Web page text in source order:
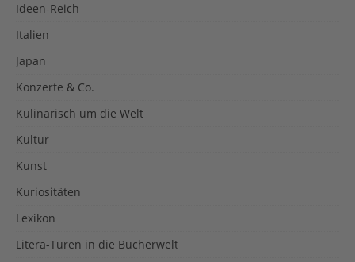
Ideen-Reich
Italien
Japan
Konzerte & Co.
Kulinarisch um die Welt
Kultur
Kunst
Kuriositäten
Lexikon
Litera-Türen in die Bücherwelt